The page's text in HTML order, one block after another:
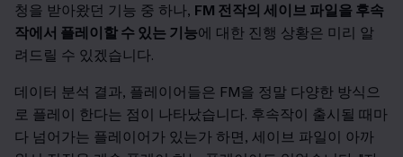
청을 받아왔던 기능 중 하나, FM 전작의 세이브 파일을 후속
작에서 플레이할 수 있는 기능에 대한 진행 상황은 미리 알
려드릴 수 있겠습니다.
데이터 분석 결과, 플레이어들은 FM을 정말 다양한 방식으
로 플레이 한다는 점이 나타났습니다. 후속작이 출시될 때마
다 넘어가는 플레이어가 있는가 하면, 세이브 파일이 아까